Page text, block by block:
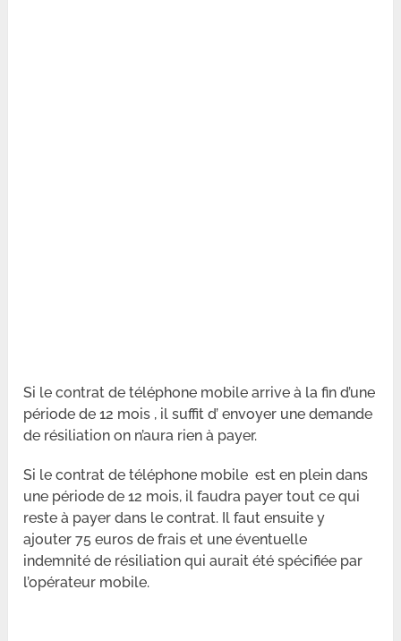
Si le contrat de téléphone mobile arrive à la fin d’une
période de 12 mois , il suffit d’ envoyer une demande
de résiliation on n’aura rien à payer.
Si le contrat de téléphone mobile est en plein dans
une période de 12 mois, il faudra payer tout ce qui
reste à payer dans le contrat. Il faut ensuite y
ajouter 75 euros de frais et une éventuelle
indemnité de résiliation qui aurait été spécifiée par
l’opérateur mobile.